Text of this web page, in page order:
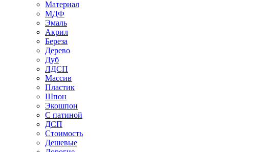
Материал
МДФ
Эмаль
Акрил
Береза
Дерево
Дуб
ЛДСП
Массив
Пластик
Шпон
Экошпон
С патиной
ДСП
Стоимость
Дешевые